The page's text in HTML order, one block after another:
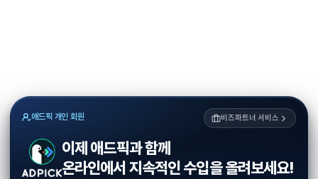
애드픽 개인 회원 비즈파트너 서비스
이제 애드픽과 함께
온라인에서 지속적인 수입을 올려보세요!